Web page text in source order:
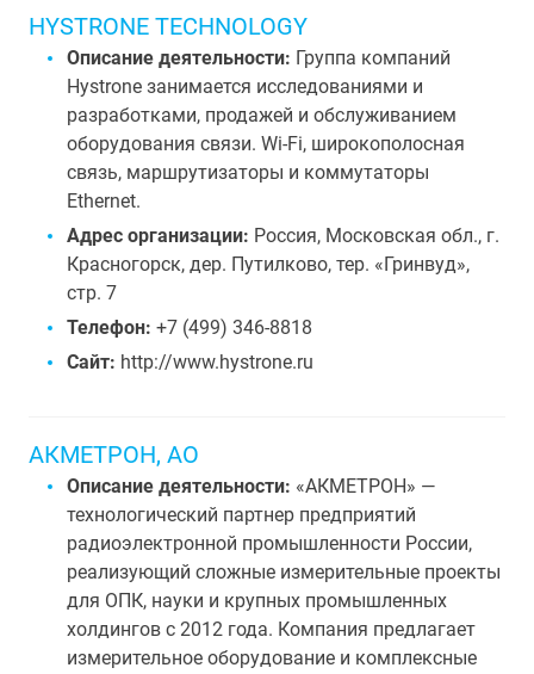
HYSTRONE TECHNOLOGY
Описание деятельности: Группа компаний
Hystrone занимается исследованиями и
разработками, продажей и обслуживанием
оборудования связи. Wi-Fi, широкополосная
связь, маршрутизаторы и коммутаторы
Ethernet.
Адрес организации: Россия, Московская обл., г.
Красногорск, дер. Путилково, тер. «Гринвуд»,
стр. 7
Телефон: +7 (499) 346-8818
Сайт: http://www.hystrone.ru
АКМЕТРОН, АО
Описание деятельности: «АКМЕТРОН» —
технологический партнер предприятий
радиоэлектронной промышленности России,
реализующий сложные измерительные проекты
для ОПК, науки и крупных промышленных
холдингов с 2012 года. Компания предлагает
измерительное оборудование и комплексные